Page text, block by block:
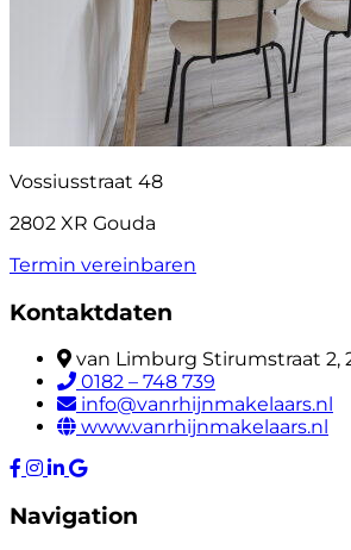
Vossiusstraat 48
2802 XR Gouda
Termin vereinbaren
Kontaktdaten
van Limburg Stirumstraat 2,
0182 – 748 739
info@vanrhijnmakelaars.nl
www.vanrhijnmakelaars.nl
Navigation